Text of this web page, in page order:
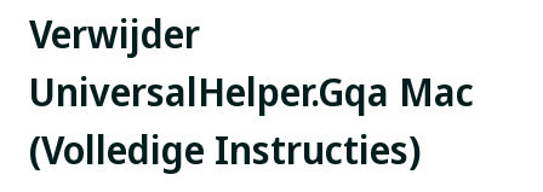
Verwijder
UniversalHelper.Gqa Mac
(Volledige Instructies)